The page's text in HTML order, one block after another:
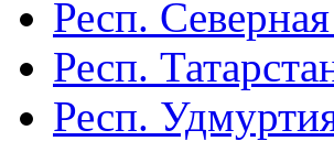
Респ.
Респ.
Респ.